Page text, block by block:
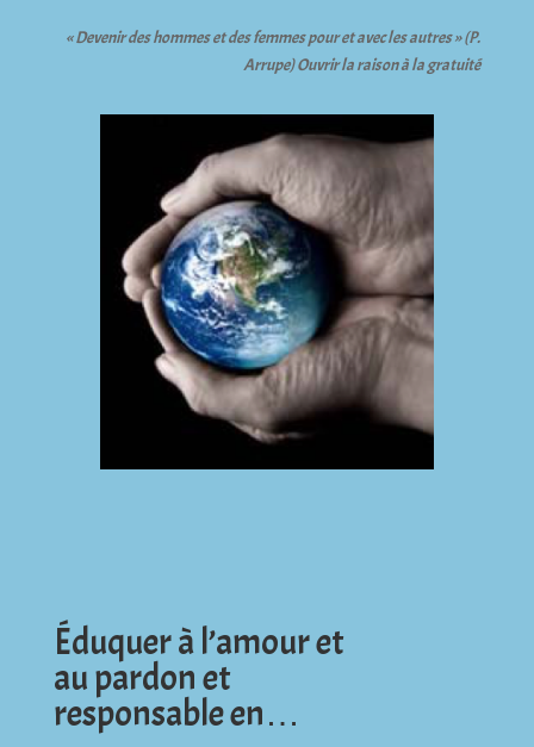
« Devenir des hommes et des femmes pour et avec les autres » (P.
Arrupe) Ouvrir la raison à la gratuité
Éduquer à l’amour et
au pardon et
responsable en…